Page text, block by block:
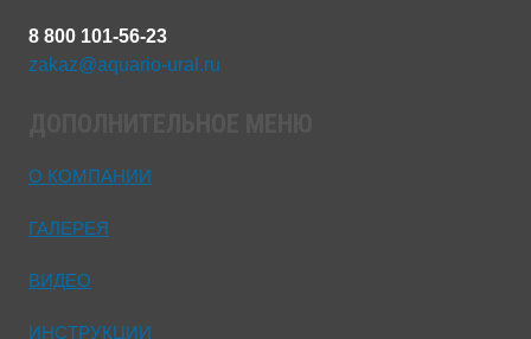
8 800 101-56-23
zakaz@aquario-ural.ru
О КОМПАНИИ
ГАЛЕРЕЯ
ВИДЕО
ИНСТРУКЦИИ